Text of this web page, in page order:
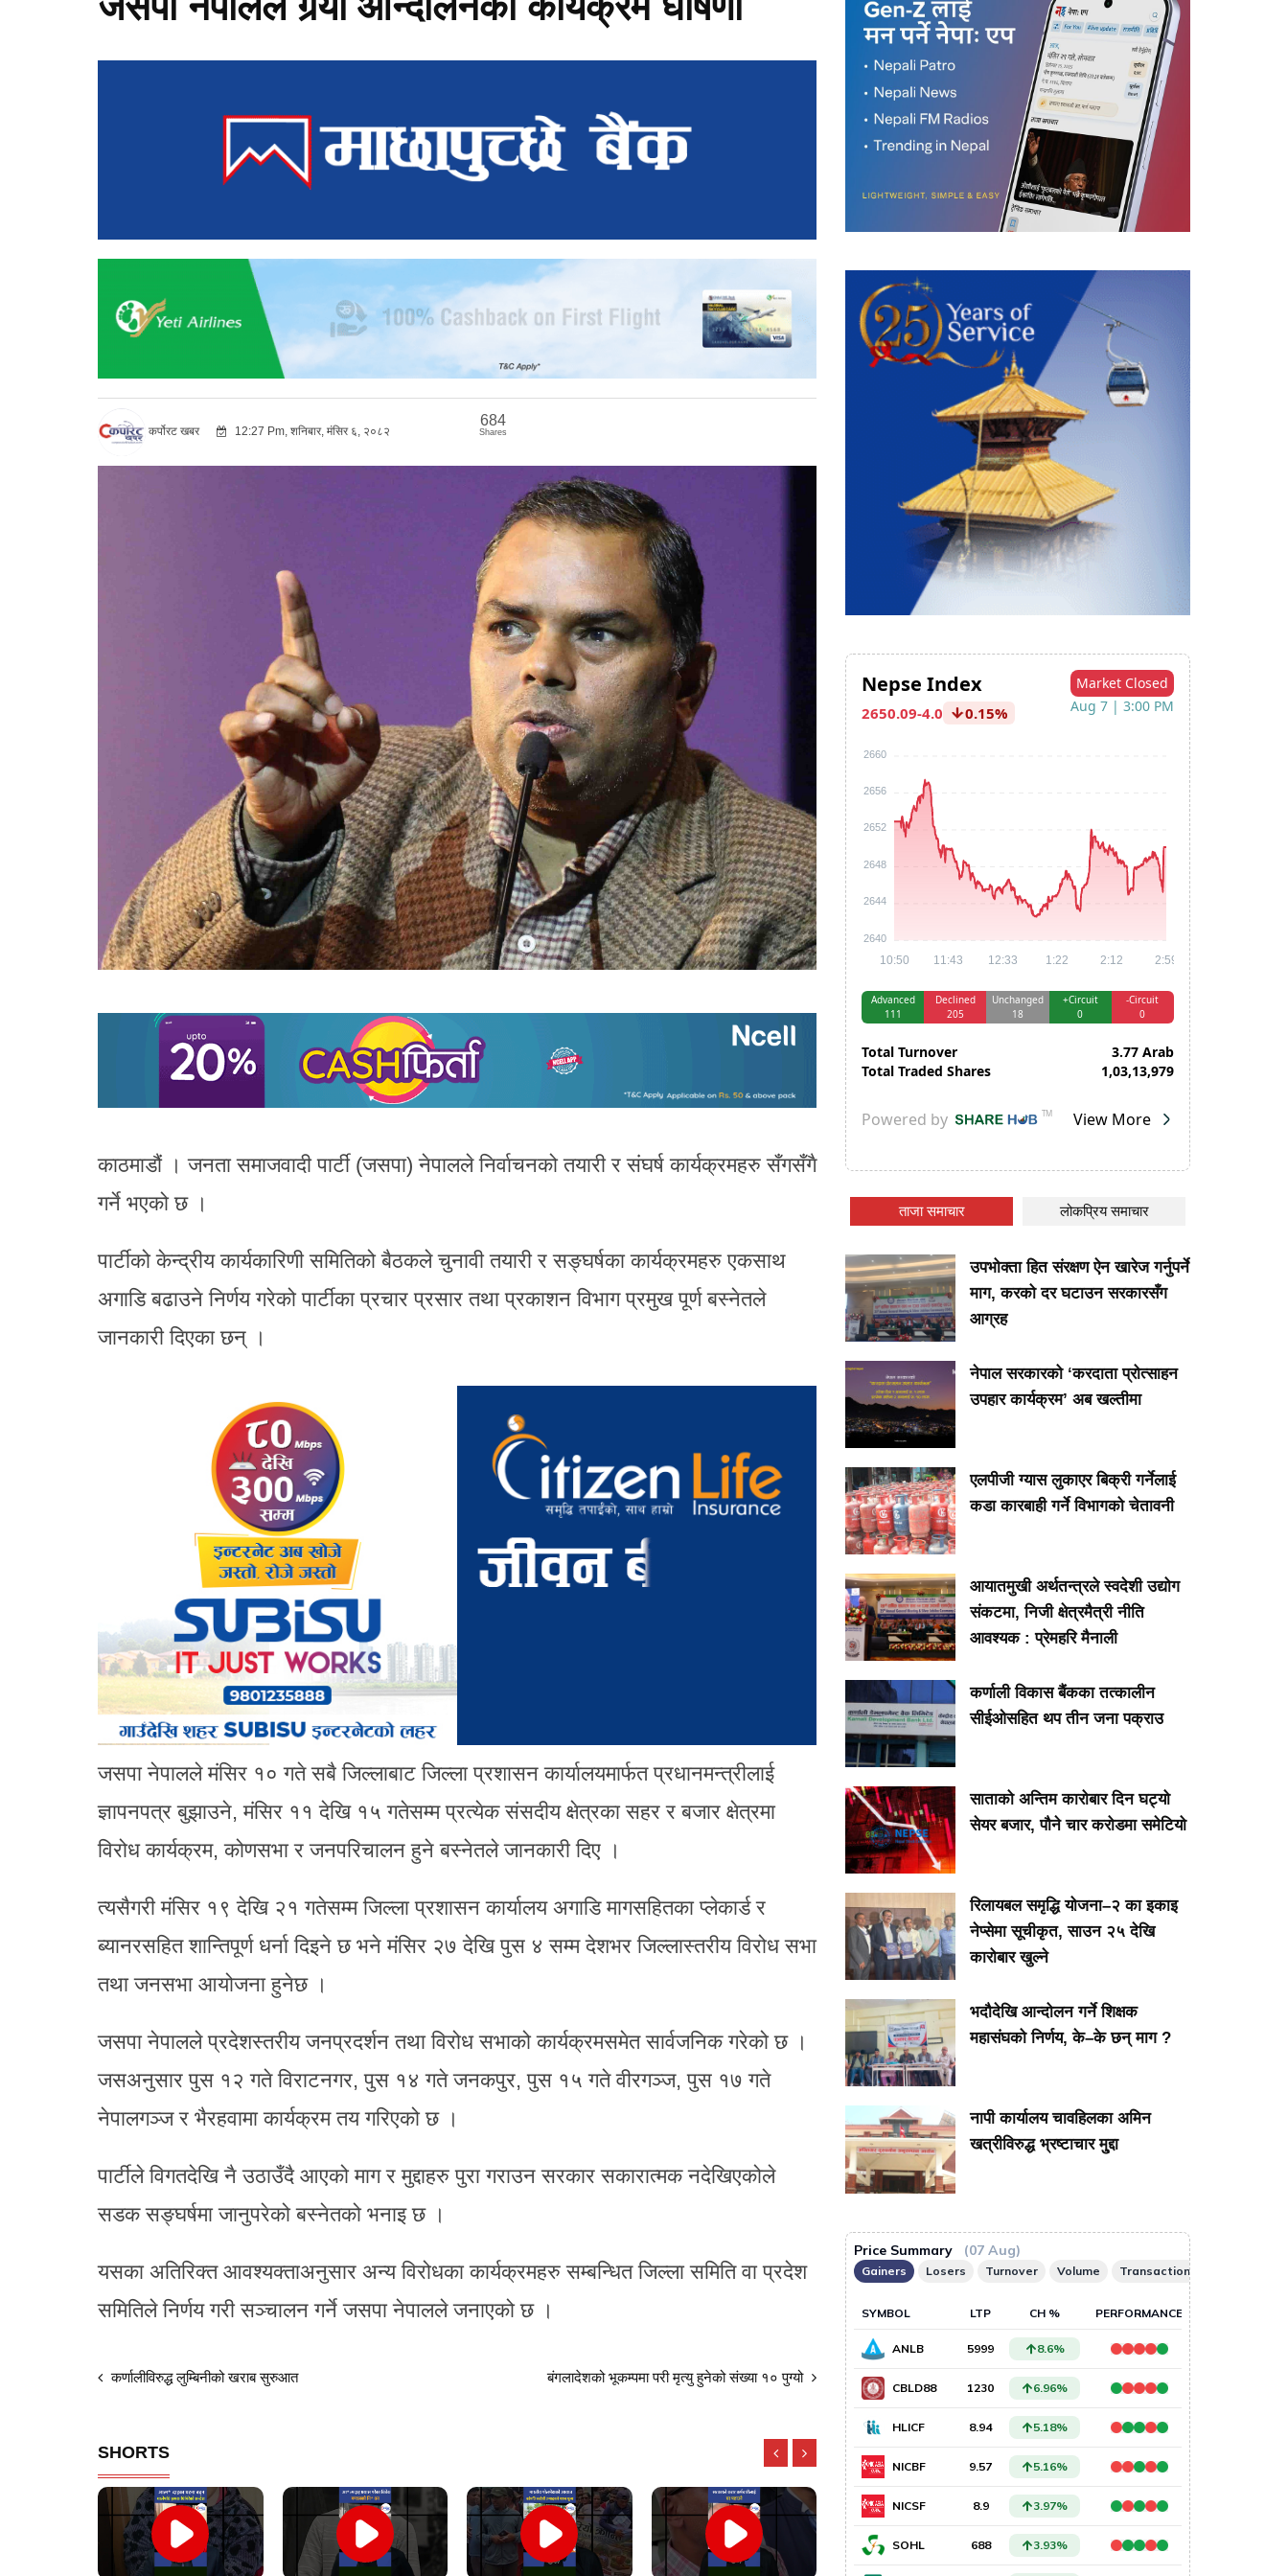
कर्पोरट खबर 12:27 Pm, शनिबार, मंसिर ६, २०८२
684
Shares
काठमाडौं । जनता समाजवादी पार्टी (जसपा) नेपालले निर्वाचनको तयारी र संघर्ष कार्यक्रमहरु सँगसँगै
गर्ने भएको छ ।
पार्टीको केन्द्रीय कार्यकारिणी समितिको बैठकले चुनावी तयारी र सङ्घर्षका कार्यक्रमहरु एकसाथ
अगाडि बढाउने निर्णय गरेको पार्टीका प्रचार प्रसार तथा प्रकाशन विभाग प्रमुख पूर्ण बस्नेतले
जानकारी दिएका छन् ।
जसपा नेपालले मंसिर १० गते सबै जिल्लाबाट जिल्ला प्रशासन कार्यालयमार्फत प्रधानमन्त्रीलाई
ज्ञापनपत्र बुझाउने, मंसिर ११ देखि १५ गतेसम्म प्रत्येक संसदीय क्षेत्रका सहर र बजार क्षेत्रमा
विरोध कार्यक्रम, कोणसभा र जनपरिचालन हुने बस्नेतले जानकारी दिए ।
त्यसैगरी मंसिर १९ देखि २१ गतेसम्म जिल्ला प्रशासन कार्यालय अगाडि मागसहितका प्लेकार्ड र
ब्यानरसहित शान्तिपूर्ण धर्ना दिइने छ भने मंसिर २७ देखि पुस ४ सम्म देशभर जिल्लास्तरीय विरोध सभा
तथा जनसभा आयोजना हुनेछ ।
जसपा नेपालले प्रदेशस्तरीय जनप्रदर्शन तथा विरोध सभाको कार्यक्रमसमेत सार्वजनिक गरेको छ ।
जसअनुसार पुस १२ गते विराटनगर, पुस १४ गते जनकपुर, पुस १५ गते वीरगञ्ज, पुस १७ गते
नेपालगञ्ज र भैरहवामा कार्यक्रम तय गरिएको छ ।
पार्टीले विगतदेखि नै उठाउँदै आएको माग र मुद्दाहरु पुरा गराउन सरकार सकारात्मक नदेखिएकोले
सडक सङ्घर्षमा जानुपरेको बस्नेतको भनाइ छ ।
यसका अतिरिक्त आवश्यक्ताअनुसार अन्य विरोधका कार्यक्रमहरु सम्बन्धित जिल्ला समिति वा प्रदेश
समितिले निर्णय गरी सञ्चालन गर्ने जसपा नेपालले जनाएको छ ।
कर्णालीविरुद्ध लुम्बिनीको खराब सुरुआत बंगलादेशको भूकम्पमा परी मृत्यु हुनेको संख्या १० पुग्यो
SHORTS
ताजा समाचार लोकप्रिय समाचार
उपभोक्ता हित संरक्षण ऐन खारेज गर्नुपर्ने
माग, करको दर घटाउन सरकारसँग
आग्रह
नेपाल सरकारको ‘करदाता प्रोत्साहन
उपहार कार्यक्रम’ अब खल्तीमा
एलपीजी ग्यास लुकाएर बिक्री गर्नेलाई
कडा कारबाही गर्ने विभागको चेतावनी
आयातमुखी अर्थतन्त्रले स्वदेशी उद्योग
संकटमा, निजी क्षेत्रमैत्री नीति
आवश्यक : प्रेमहरि मैनाली
कर्णाली विकास बैंकका तत्कालीन
सीईओसहित थप तीन जना पक्राउ
साताको अन्तिम कारोबार दिन घट्यो
सेयर बजार, पौने चार करोडमा समेटियो
रिलायबल समृद्धि योजना–२ का इकाइ
नेप्सेमा सूचीकृत, साउन २५ देखि
कारोबार खुल्ने
भदौदेखि आन्दोलन गर्ने शिक्षक
महासंघको निर्णय, के–के छन् माग ?
नापी कार्यालय चावहिलका अमिन
खत्रीविरुद्ध भ्रष्टाचार मु्द्दा